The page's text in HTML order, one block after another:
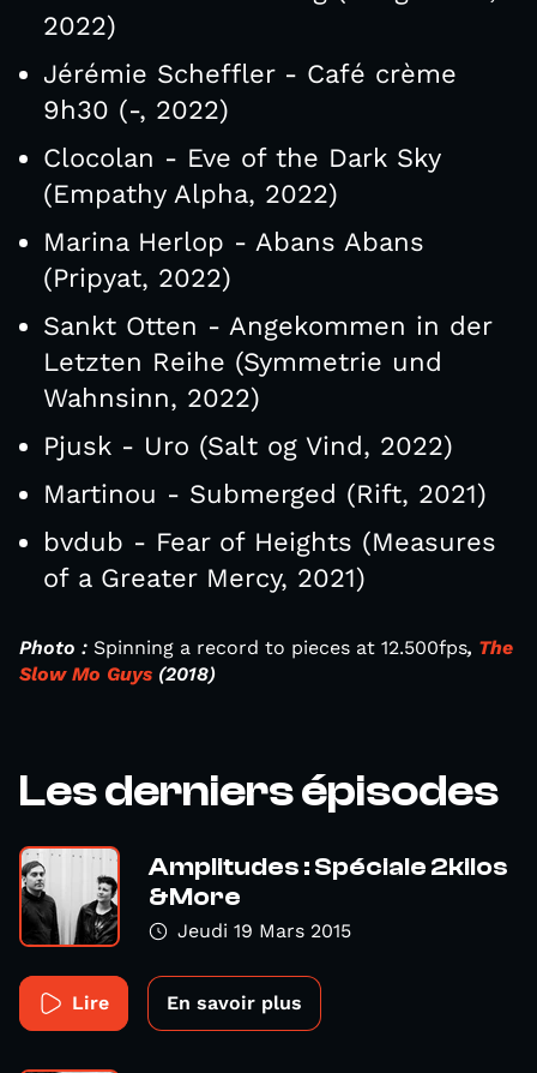
2022)
Jérémie Scheffler - Café crème
9h30 (-, 2022)
Clocolan - Eve of the Dark Sky
(Empathy Alpha, 2022)
Marina Herlop - Abans Abans
(Pripyat, 2022)
Sankt Otten - Angekommen in der
Letzten Reihe (Symmetrie und
Wahnsinn, 2022)
Pjusk - Uro (Salt og Vind, 2022)
Martinou - Submerged (Rift, 2021)
bvdub - Fear of Heights (Measures
of a Greater Mercy, 2021)
Photo : Spinning a record to pieces at 12.500fps, The
Slow Mo Guys (2018)
Les derniers épisodes
Amplitudes : Spéciale 2kilos
&More
Jeudi 19 Mars 2015
Lire En savoir plus